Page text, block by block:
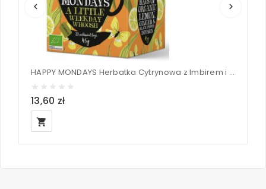
keyboard_arrow_left keyboard_arrow_right
HAPPY MONDAYS Herbatka Cytrynowa z Imbirem i Czarnym pieprzem BIO (20 x 2,25g) - CLIPPER 45 g
13,60 zł
local_grocery_store